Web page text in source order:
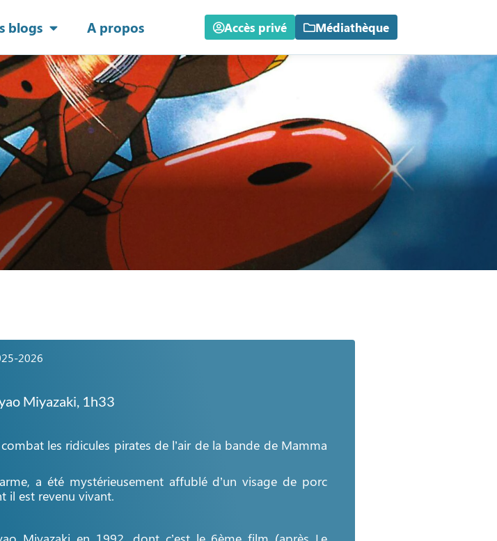
blogs A propos Accès privé Médiathèque
2026
Miyazaki, 1h33
les ridicules pirates de l’air de la bande de Mamma
a été mystérieusement affublé d’un visage de porc
il est revenu vivant.